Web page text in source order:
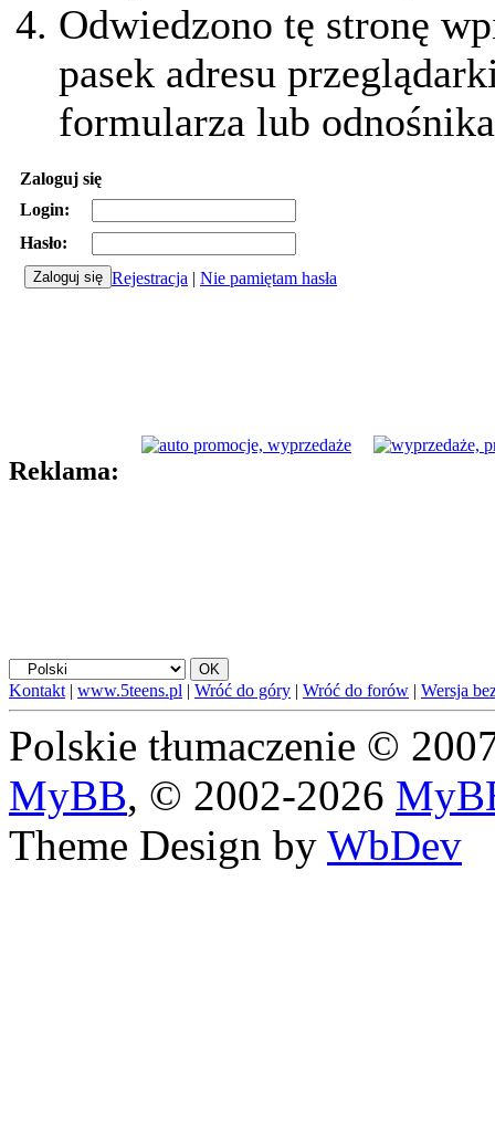
Odwiedzono tę stronę
pasek adresu
formularza lub
Zaloguj się
Login:
Hasło:
Rejestracja | Nie pamiętam hasła
Reklama:
Kontakt | www.5teens.pl | Wróć do góry | Wróć do forów | Wersja
Polskie tłumaczenie ©
MyBB, © 2002-2026
Theme Design by WbDev